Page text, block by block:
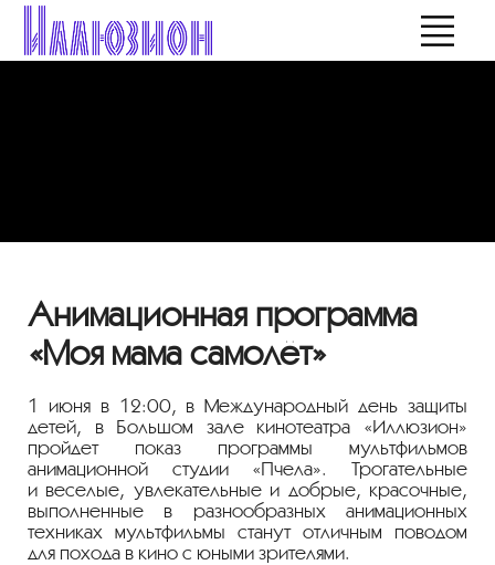
Анимационная программа
«Моя мама самолёт»
1 июня в 12:00, в Международный день защиты
детей, в Большом зале кинотеатра «Иллюзион»
пройдет показ программы мультфильмов
анимационной студии «Пчела». Трогательные
и веселые, увлекательные и добрые, красочные,
выполненные в разнообразных анимационных
техниках мультфильмы станут отличным поводом
для похода в кино с юными зрителями.